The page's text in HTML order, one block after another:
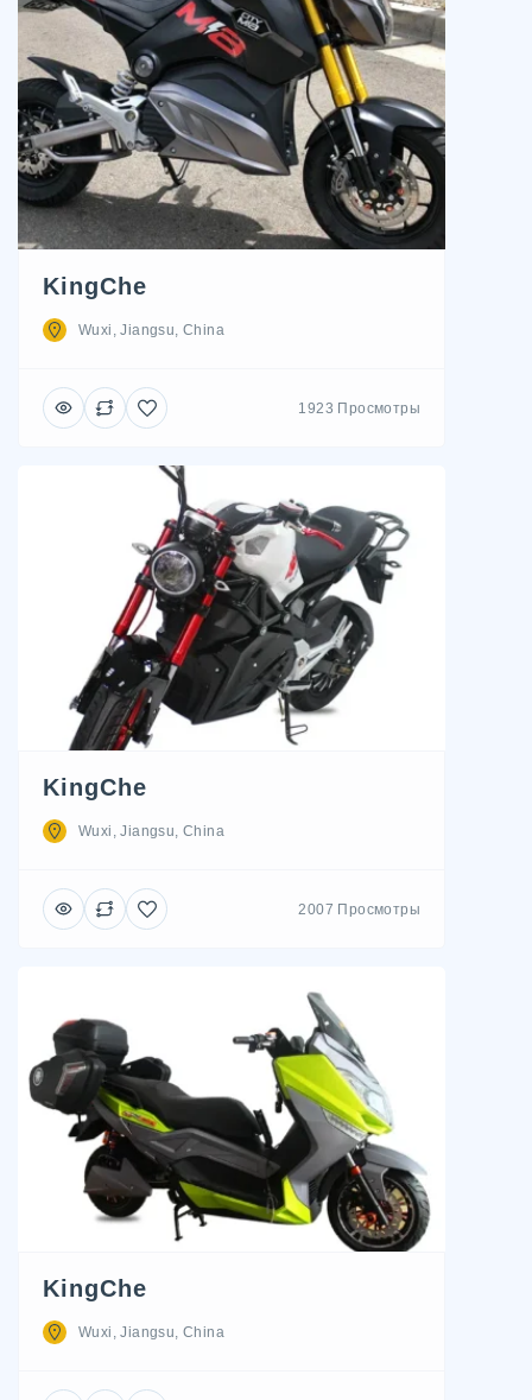
KingChe
Wuxi, Jiangsu, China
1923 Просмотры
KingChe
Wuxi, Jiangsu, China
2007 Просмотры
KingChe
Wuxi, Jiangsu, China